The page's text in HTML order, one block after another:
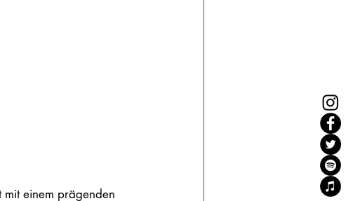
einem prägenden